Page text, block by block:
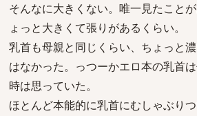
そんなに大きくない。唯一見たこと
ょっと大きくて張りがあるくらい。
乳首も母親と同じくらい、ちょっと
はなかった。っつーかエロ本の乳首
時は思っていた。
ほとんど本能的に乳首にむしゃぶり